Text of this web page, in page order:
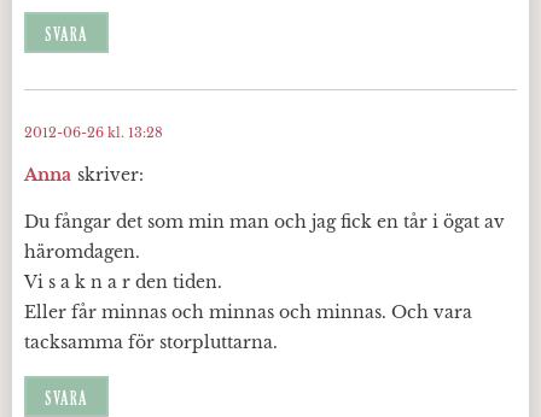
SVARA
Anna skriver:
2012-06-26 kl. 13:28
Du fångar det som min man och jag fick en tår i ögat av
häromdagen.
Vi s a k n a r den tiden.
Eller får minnas och minnas och minnas. Och vara
tacksamma för storpluttarna.
SVARA